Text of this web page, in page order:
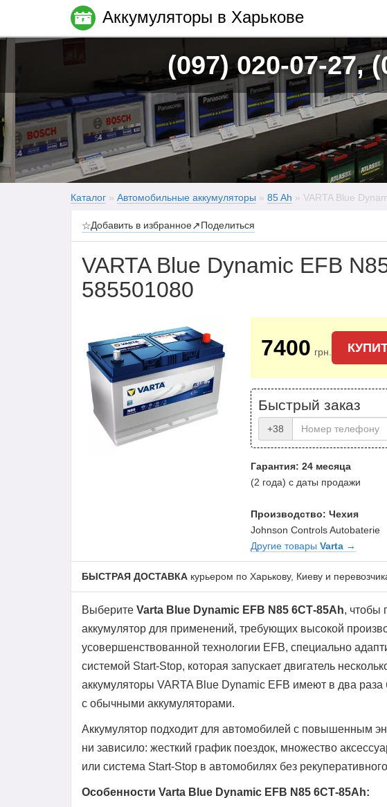
(097) 020-07-27,
Каталог » Автомобильные аккумуляторы » 85 Ah » VARTA Blue
☆Добавить в избранное↗Поделиться
VARTA Blue Dynamic EFB
585501080
7400 грн.
Быстрый заказ
+38
Гарантия: 24 месяца
(2 года) с даты продажи
Производство: Чехия
Johnson Controls Autobaterie
Другие товарыVarta →
БЫСТРАЯ ДОСТАВКА курьером по Харькову, Киеву и
Выберите Varta Blue Dynamic EFB N85 6СТ-85Ah, чтобы
аккумулятор для применений, требующих высокой
усовершенствованной технологии EFB, специально
системой Start-Stop, которая запускает двигатель
аккумуляторы VARTA Blue Dynamic EFB имеют в два
с обычными аккумуляторами.
Аккумулятор подходит для автомобилей с повышенным
ни зависило: жесткий график поездок, множество
или система Start-Stop в автомобилях без
Особенности Varta Blue Dynamic EFB N85 6СТ-85Ah:
Аккумуляторы в Харькове